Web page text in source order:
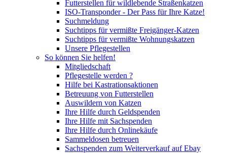
Futterstellen für wildlebende Straßenkatzen
ISO-Transponder - Der Pass für Ihre Katze!
Suchmeldung
Suchtipps für vermißte Freigänger-Katzen
Suchtipps für vermißte Wohnungskatzen
Unsere Pflegestellen
So können Sie helfen!
Mitgliedschaft
Pflegestelle werden ?
Hilfe bei Kastrationsaktionen
Betreuung von Futterstellen
Auswildern von Katzen
Ihre Hilfe durch Geldspenden
Ihre Hilfe mit Sachspenden
Ihre Hilfe durch Onlinekäufe
Sammeldosen betreuen
Sachspenden zum Weiterverkauf auf Ebay